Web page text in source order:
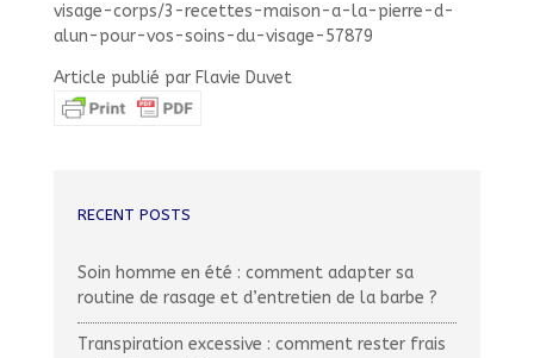
visage-corps/3-recettes-maison-a-la-pierre-d-
alun-pour-vos-soins-du-visage-57879
Article publié par Flavie Duvet
RECENT POSTS
Soin homme en été : comment adapter sa
routine de rasage et d’entretien de la barbe ?
Transpiration excessive : comment rester frais